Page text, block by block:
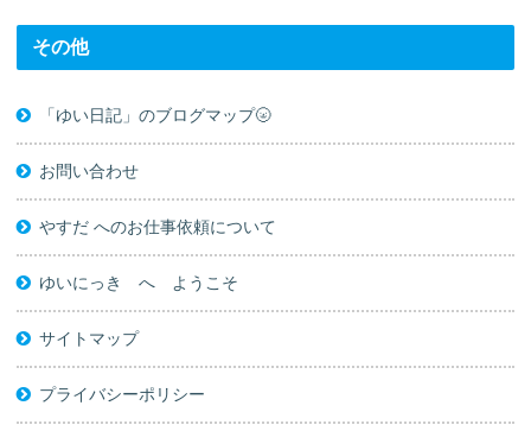
その他
「ゆい日記」のブログマップ🌝
お問い合わせ
やすだ へのお仕事依頼について
ゆいにっき へ ようこそ
サイトマップ
プライバシーポリシー